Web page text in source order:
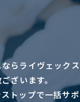
らライヴェックス
ざいます。
トップで一括サ